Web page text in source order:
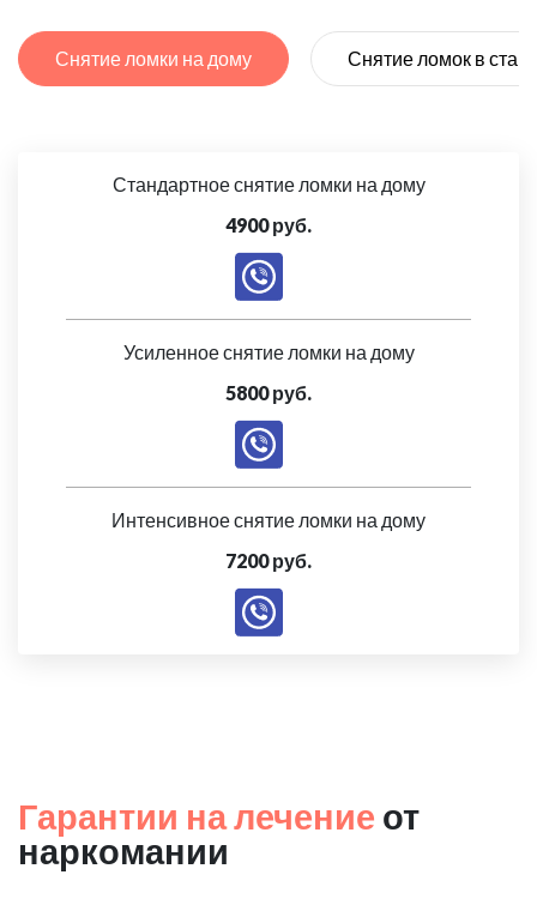
Снятие ломки на дому Снятие ломок в
Стандартное снятие ломки на дому
4900 руб.
Усиленное снятие ломки на дому
5800 руб.
Интенсивное снятие ломки на дому
7200 руб.
Гарантии на лечение от
наркомании